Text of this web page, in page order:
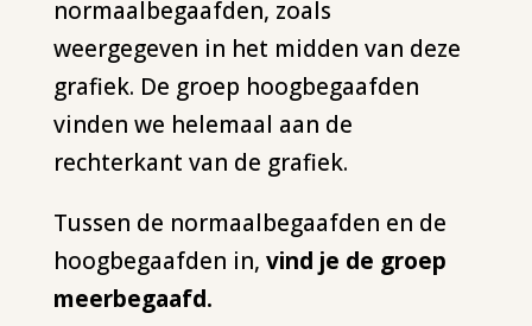
normaalbegaafden, zoals
weergegeven in het midden van deze
grafiek. De groep hoogbegaafden
vinden we helemaal aan de
rechterkant van de grafiek.
Tussen de normaalbegaafden en de
hoogbegaafden in, vind je de groep
meerbegaafd.